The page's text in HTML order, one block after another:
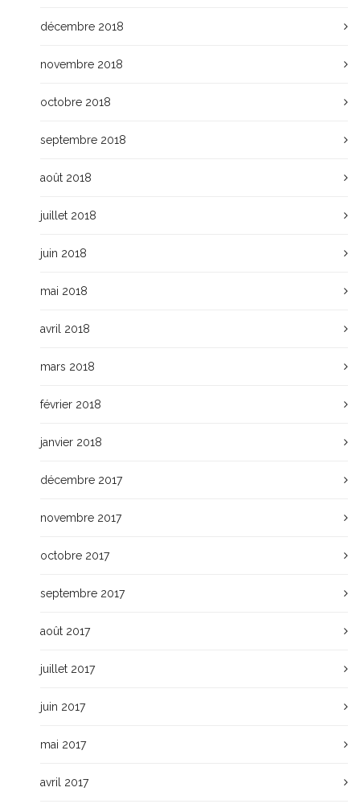
décembre 2018
novembre 2018
octobre 2018
septembre 2018
août 2018
juillet 2018
juin 2018
mai 2018
avril 2018
mars 2018
février 2018
janvier 2018
décembre 2017
novembre 2017
octobre 2017
septembre 2017
août 2017
juillet 2017
juin 2017
mai 2017
avril 2017